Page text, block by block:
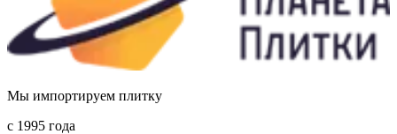
Мы импортируем плитку
c 1995 года